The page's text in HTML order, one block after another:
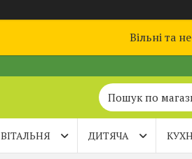
Вільні та
ВІТАЛЬНЯ ДИТЯЧА